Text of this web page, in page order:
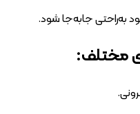
به‌راحتی جابه‌جا شود.
مختلف: